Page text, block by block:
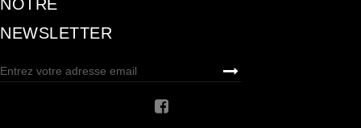
NOTRE
NEWSLETTER